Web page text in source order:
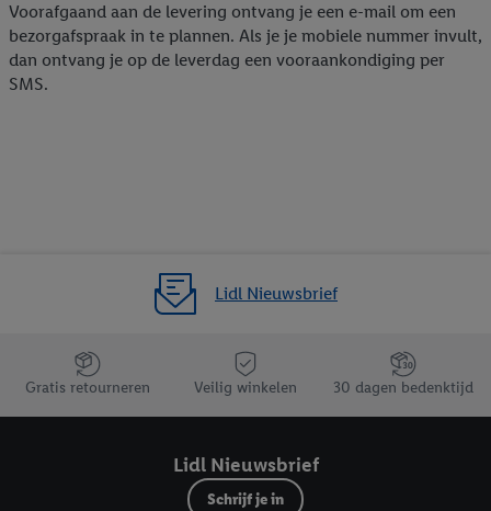
Voorafgaand aan de levering ontvang je een e-mail om een
bezorgafspraak in te plannen. Als je je mobiele nummer invult,
dan ontvang je op de leverdag een vooraankondiging per
SMS.
Lidl Nieuwsbrief
Jouw voordelen bij ons als Lidl webshop klant
Gratis retourneren Veilig winkelen 30 dagen bedenktijd
Lidl Nieuwsbrief
Schrijf je in